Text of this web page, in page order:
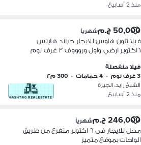
منذ 2 أسابيع
50,000 ج.م شهرياً
فيلا تاون هاوس للايجار جراند هايتس
٦اكتوبر ‎ارضي واول وروووف ‎٣ غرف نوم
‎ريسبشن كبير ومساحة لغرفة المعيشة
فيلا منفصلة
3 غرف نوم
• 4 حمامات • 300 م٢
الشيخ زايد، الجيزة
منذ 2 أسابيع
246,000 ج.م شهرياً
محل للايجار فى ٦ اكتوبر متفرع من طريق
الواحات بموقع متميز